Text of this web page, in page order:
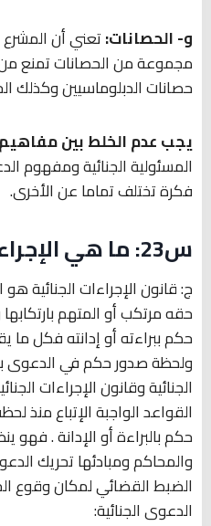
و- الحصانات:تعني أن
مجموعة من الحصانات تمنع من
حصانات الدبلوماسيين وكذلك
يجب عدم الخلط بين
المسئولية الجنائية ومفهوم
فكرة تختلف تماما عن الأخرى.
س23: ما هي الإجراءات الجنائية ؟
ج: قانون الإجراءات الجنائية
حقه مرتكب أو المتهم
حكم ببراءته أو إدانته فكل ما
ولحظة صدور حكم في الدعوى
الجنائية وقانون الإجراءات
القواعد الواجبة الإتباع منذ
حكم بالبراءة أو الإدانة . فهو
والمحاكم ومبادئها تحريك
الدعوى الجنائية: